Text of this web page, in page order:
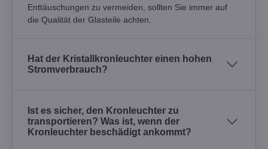
Enttäuschungen zu vermeiden, sollten Sie immer auf
die Qualität der Glasteile achten.
Hat der Kristallkronleuchter einen hohen
Stromverbrauch?
Ist es sicher, den Kronleuchter zu
transportieren? Was ist, wenn der
Kronleuchter beschädigt ankommt?